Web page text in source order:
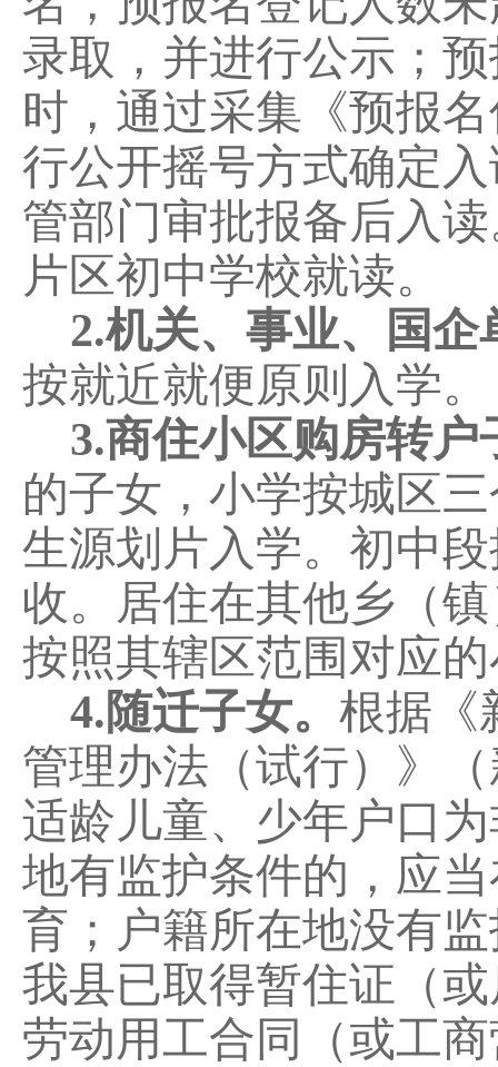
录取，并进行公示；
时，通过采集《预报
行公开摇号方式确定
管部门审批报备后入
片区初中学校就读。
2.机关、事业、国企
按就近就便原则 入学。
3.商住小区购房转户
的子女，小学按城区
生源划片入学。初中段
收。居住在其他乡（
按照其辖区范围对应
4.随迁子女。 根据《
管理办法（试行）》
适龄儿童、少年户口
地有监护条件的，应
育；户籍所在地没有
我县已取得暂住证（
劳动用工合同（或工